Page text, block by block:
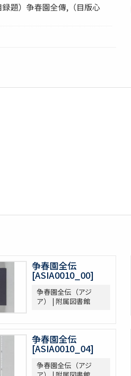
題）争春園全傳,（目版心
争春園全伝
[ASIA0010_00]
争春園全伝（アジ
ア） | 附属図書館
争春園全伝
[ASIA0010_04]
争春園全伝（アジ